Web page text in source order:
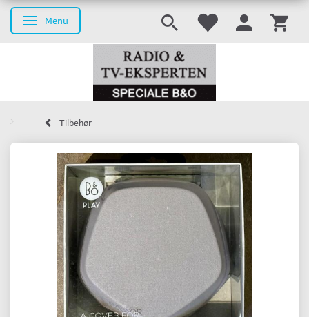
Skifte navigation
Menu
Tilbehør